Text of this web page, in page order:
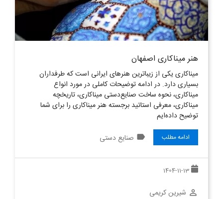
هنر مینا‌‌کاری اصفهان
میناکاری یکی از زیباترین هنرهای ایرانی است که طرفداران
بسیاری دارد. در ادامه توضیحات کاملی در مورد انواع
میناکاری، نحوه ساخت صنایع‌دستی میناکاری، تاریخچه
میناکاری، معرفی استاتید برجسته هنر میناکاری را برای شما
توضیح داده‌ایم
ادامه مطلب label صنایع دستی
1404-11-13
perm_identity شیرین کریمی